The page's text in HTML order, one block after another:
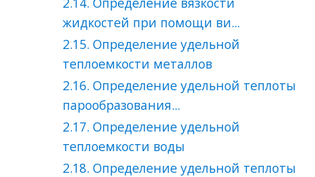
жидкостей при помощи ви...
2.15. Определение удельной
теплоемкости металлов
2.16. Определение удельной теплоты
парообразования...
2.17. Определение удельной
теплоемкости воды
2.18. Определение удельной теплоты